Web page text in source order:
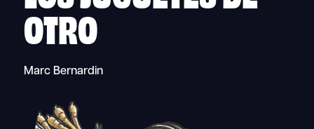
OTRO
Marc Bernardin